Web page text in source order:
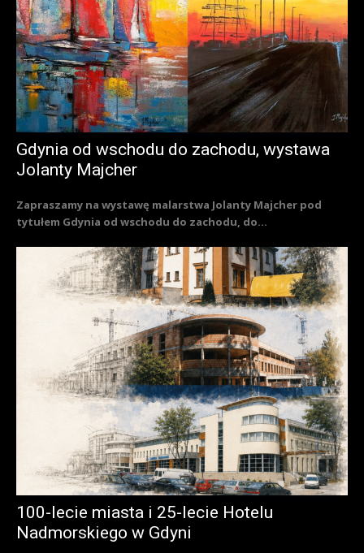
Gdynia od wschodu do zachodu, wystawa
Jolanty Majcher
Zapraszamy na wystawę malarstwa Jolanty Majcher pod
tytułem Gdynia od wschodu do zachodu, do...
100-lecie miasta i 25-lecie Hotelu
Nadmorskiego w Gdyni